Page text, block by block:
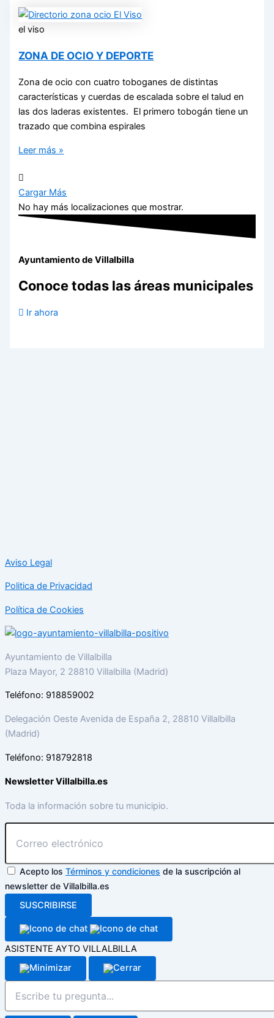
el viso
ZONA DE OCIO Y DEPORTE
Zona de ocio con cuatro toboganes de distintas
características y cuerdas de escalada sobre el talud en
las dos laderas existentes. El primero tobogán tiene un
trazado que combina espirales
Leer más »
Cargar Más
No hay más localizaciones que mostrar.
Ayuntamiento de Villalbilla
Conoce todas las áreas municipales
Ir ahora
Aviso Legal
Politica de Privacidad
Política de Cookies
Ayuntamiento de Villalbilla
Plaza Mayor, 2 28810 Villalbilla (Madrid)
Teléfono: 918859002
Delegación Oeste Avenida de España 2, 28810 Villalbilla
(Madrid)
Teléfono: 918792818
Newsletter Villalbilla.es
Toda la información sobre tu municipio.
Acepto los Términos y condiciones de la suscripción al
newsletter de Villalbilla.es
SUSCRIBIRSE
ASISTENTE AYTO VILLALBILLA